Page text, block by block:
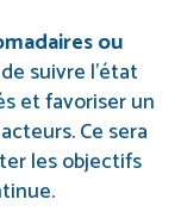
ou
suivre l’état
et favoriser un
Ce sera
les objectifs